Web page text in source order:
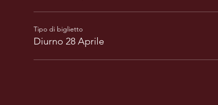
Tipo di biglietto
Diurno 28 Aprile